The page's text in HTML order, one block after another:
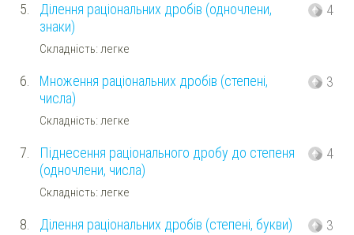
5.
Ділення раціональних дробів (одночлени,
знаки)
Складність: легке
4
6.
Множення раціональних дробів (степені,
числа)
Складність: легке
3
7.
Піднесення раціонального дробу до степеня
(одночлени, числа)
Складність: легке
4
8. Ділення раціональних дробів (степені, букви) 3